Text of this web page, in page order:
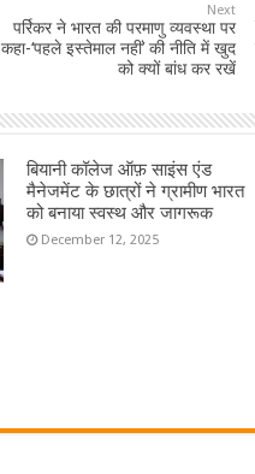
Next
पर्रिकर ने भारत की परमाणु व्यवस्था पर
कहा-‘पहले इस्तेमाल नहीं’ की नीति में खुद
को क्यों बांध कर रखें
बियानी कॉलेज ऑफ़ साइंस एंड
मैनेजमेंट के छात्रों ने ग्रामीण भारत
को बनाया स्वस्थ और जागरूक
December 12, 2025